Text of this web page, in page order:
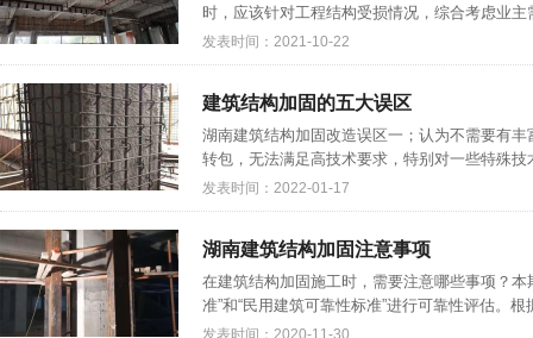
时，应该针对工程结构受损情况，综合考虑业
发表时间：2021-10-22
建筑结构加固的五大误区
湖南建筑结构加固改造误区一；认为不需要有
转包，无法满足高技术要求，特别对一些特殊
发表时间：2022-01-17
湖南建筑结构加固注意事项
在建筑结构加固施工时，需要注意哪些事项？
准”和“民用建筑可靠性标准”进行可靠性评估。
发表时间：2020-11-30